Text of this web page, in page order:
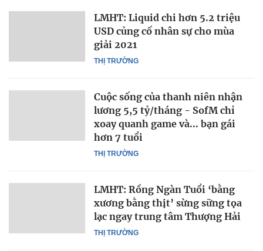
THỊ TRƯỜNG
LMHT: Liquid chi hơn 5.2 triệu
USD củng cố nhân sự cho mùa
giải 2021
THỊ TRƯỜNG
Cuộc sống của thanh niên nhận
lương 5,5 tỷ/tháng - SofM chỉ
xoay quanh game và... bạn gái
hơn 7 tuổi
THỊ TRƯỜNG
LMHT: Rồng Ngàn Tuổi ‘bằng
xương bằng thịt’ sừng sững tọa
lạc ngay trung tâm Thượng Hải